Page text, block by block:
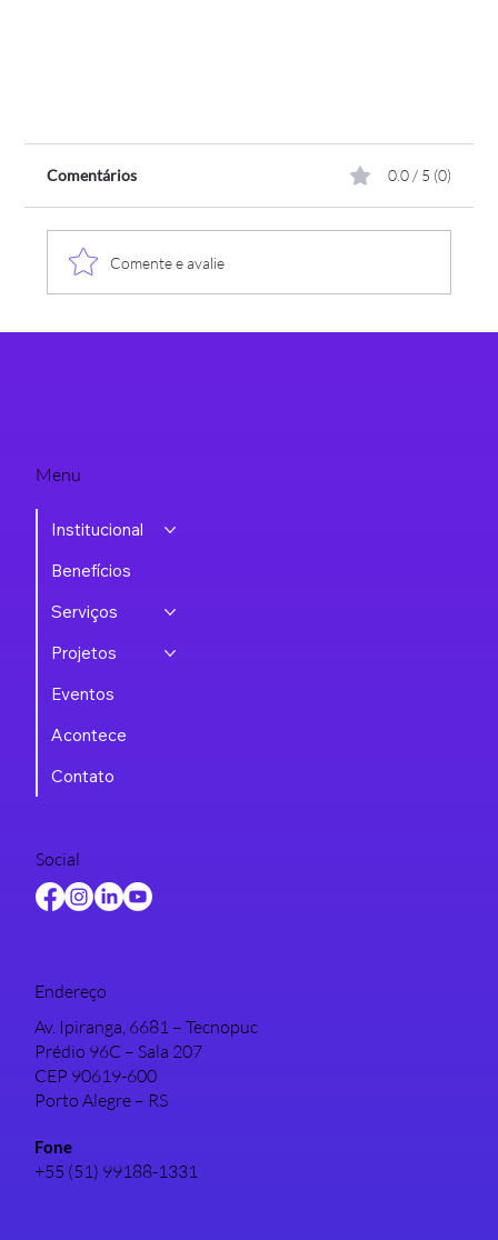
Comentários 0.0 / 5 (0)
Comente e avalie
Menu
Institucional
Benefícios
Serviços
Projetos
Eventos
Acontece
Contato
Social
Endereço
Av. Ipiranga, 6681 – Tecnopuc
Prédio 96C – Sala 207
CEP 90619-600
Porto Alegre – RS
Fone
+55 (51) 99188-1331